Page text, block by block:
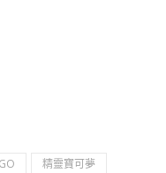
精靈寶可夢